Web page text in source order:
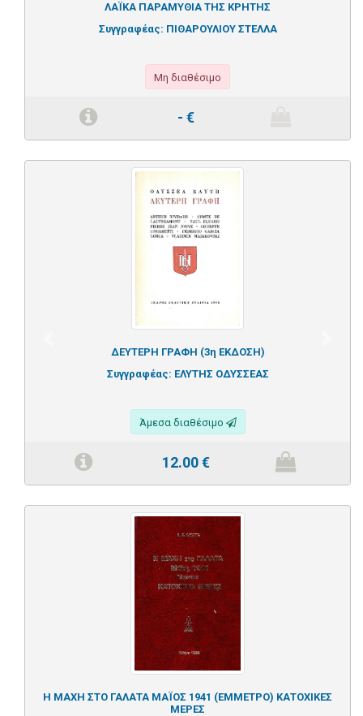
ΛΑΪΚΑ ΠΑΡΑΜΥΘΙΑ ΤΗΣ ΚΡΗΤΗΣ
Συγγραφέας: ΠΙΘΑΡΟΥΛΙΟΥ ΣΤΕΛΛΑ
Μη διαθέσιμο
- €
ΔΕΥΤΕΡΗ ΓΡΑΦΗ (3η ΕΚΔΟΣΗ)
Συγγραφέας: ΕΛΥΤΗΣ ΟΔΥΣΣΕΑΣ
Άμεσα διαθέσιμο
12.00€
Η ΜΑΧΗ ΣΤΟ ΓΑΛΑΤΑ ΜΑΪΟΣ 1941 (ΕΜΜΕΤΡΟ) ΚΑΤΟΧΙΚΕΣ
ΜΕΡΕΣ